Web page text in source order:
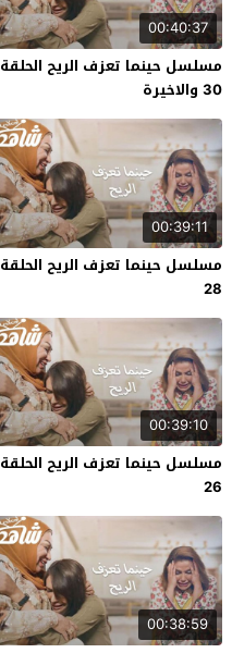
00:40:37
مسلسل حينما تعزف الريح الحلقة
30 والاخيرة
00:39:11
مسلسل حينما تعزف الريح الحلقة
28
00:39:10
مسلسل حينما تعزف الريح الحلقة
26
00:38:59